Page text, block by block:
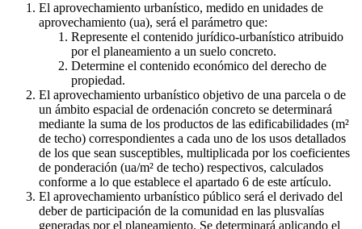
El aprovechamiento urbanístico, medido en unidades de
aprovechamiento (ua), será el parámetro que:
Represente el contenido jurídico-urbanístico atribuido
por el planeamiento a un suelo concreto.
Determine el contenido económico del derecho de
propiedad.
El aprovechamiento urbanístico objetivo de una parcela o de
un ámbito espacial de ordenación concreto se determinará
mediante la suma de los productos de las edificabilidades (m²
de techo) correspondientes a cada uno de los usos detallados
de los que sean susceptibles, multiplicada por los coeficientes
de ponderación (ua/m² de techo) respectivos, calculados
conforme a lo que establece el apartado 6 de este artículo.
El aprovechamiento urbanístico público será el derivado del
deber de participación de la comunidad en las plusvalías
generadas por el planeamiento. Se determinará aplicando el